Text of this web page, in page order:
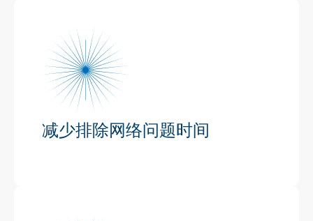
减少排除网络问题时间